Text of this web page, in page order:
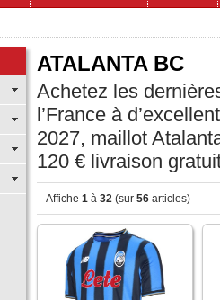
ATALANTA BC
Achetez les
l’France à
2027, maillot
120 € livraison
Affiche 1 à 32 (sur 56 articles)